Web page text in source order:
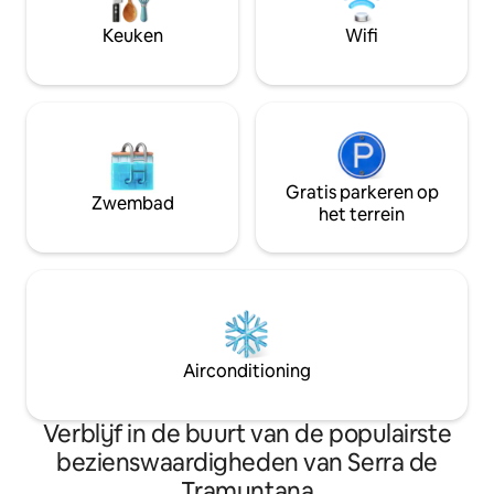
inbegrepen voor extra gemak.
Keuken Wifi
Zwembad
Gratis parkeren op
het terrein
Airconditioning
Verblijf in de buurt van de populairste
bezienswaardigheden van Serra de